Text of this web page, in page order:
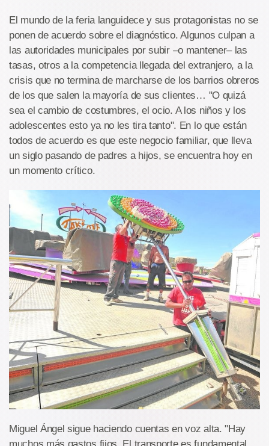
El mundo de la feria languidece y sus protagonistas no se
ponen de acuerdo sobre el diagnóstico. Algunos culpan a
las autoridades municipales por subir –o mantener– las
tasas, otros a la competencia llegada del extranjero, a la
crisis que no termina de marcharse de los barrios obreros
de los que salen la mayoría de sus clientes… "O quizá
sea el cambio de costumbres, el ocio. A los niños y los
adolescentes esto ya no les tira tanto". En lo que están
todos de acuerdo es que este negocio familiar, que lleva
un siglo pasando de padres a hijos, se encuentra hoy en
un momento crítico.
Miguel Ángel sigue haciendo cuentas en voz alta. "Hay